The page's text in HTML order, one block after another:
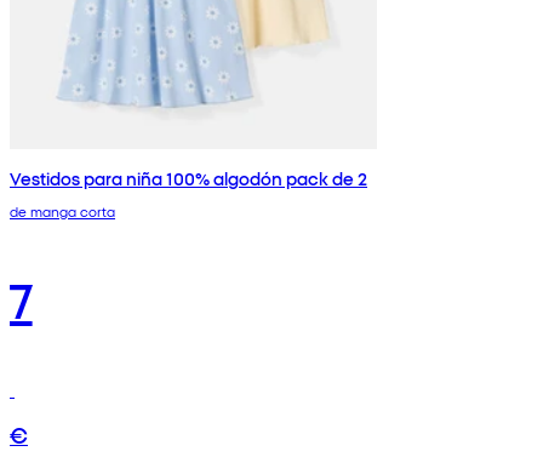
Vestidos para niña 100% algodón pack de 2
de manga corta
7
€